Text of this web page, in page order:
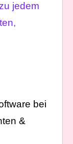
jedem
bei
&